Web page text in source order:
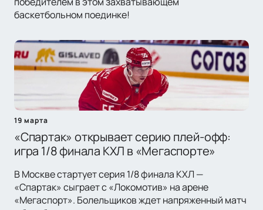
баскетбольном поединке!
19 марта
«Спартак» открывает серию плей-офф:
игра 1/8 финала КХЛ в «Мегаспорте»
В Москве стартует серия 1/8 финала КХЛ —
«Спартак» сыграет с «Локомотив» на арене
«Мегаспорт». Болельщиков ждет напряженный матч